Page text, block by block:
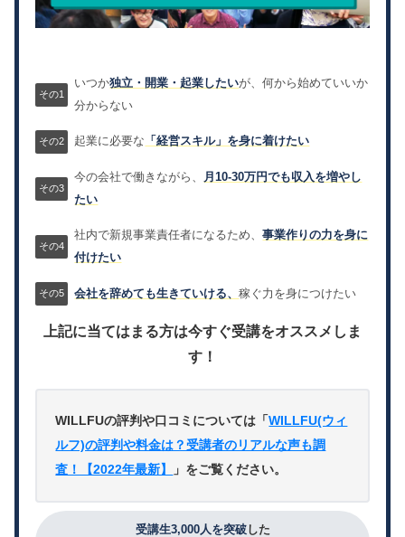
いつか独立・開業・起業したいが、何から始めていいか
分からない
起業に必要な 「経営スキル」を身に着けたい
今の会社で働きながら、
月10-30万円でも収入を増やし
たい
社内で新規事業責任者になるため、事業作りの力を身に
付けたい
会社を辞めても生きていける、稼ぐ力を身につけたい
上記に当てはまる方は今すぐ受講をオススメしま
す！
WILLFUの評判や口コミについては「WILLFU(ウィ
ルフ)の評判や料金は？受講者のリアルな声も調
査！【2022年最新】
」をご覧ください。
受講生3,000人を突破した